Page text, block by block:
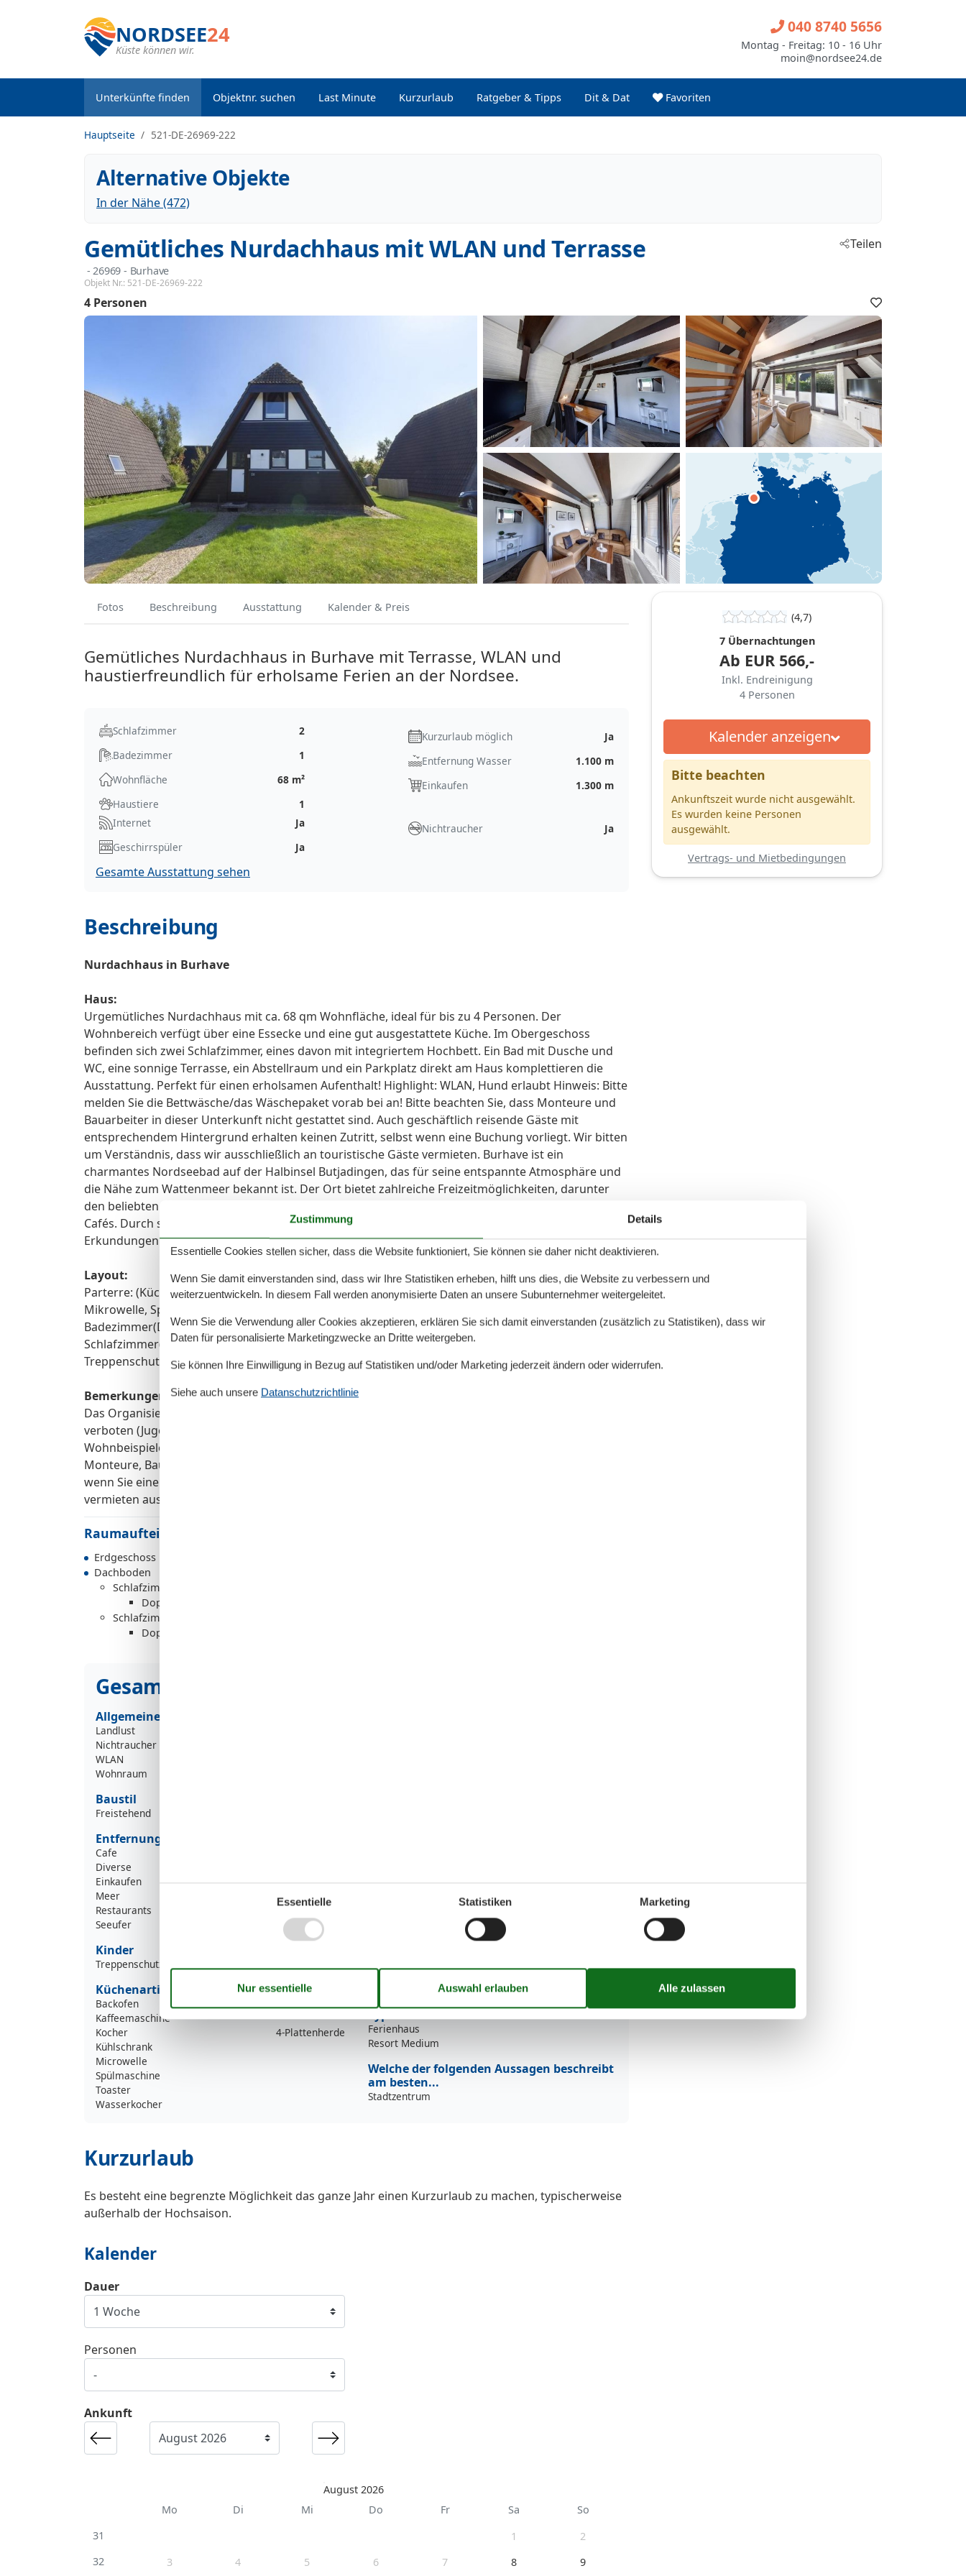
NORDSEE24
Küste können wir.
Unterkünfte finden Objektnr. suchen Last Minute Kurzurlaub Ratgeber & Tipps Dit & Dat Favoriten
040 8740 5656
Montag - Freitag: 10 - 16 Uhr
moin@nordsee24.de
Hauptseite 521-DE-26969-222
Alternative Objekte
In der Nähe (472)
Gemütliches Nurdachhaus mit WLAN und Terrasse
- 26969 - Burhave
Objekt Nr.: 521-DE-26969-222
Teilen
4 Personen
Fotos Beschreibung Ausstattung Kalender & Preis
Gemütliches Nurdachhaus in Burhave mit Terrasse, WLAN und
haustierfreundlich für erholsame Ferien an der Nordsee.
Schlafzimmer
2
Badezimmer
1
Wohnfläche
68 m²
Haustiere
1
Kurzurlaub möglich
Ja
Entfernung Wasser
1.100 m
Einkaufen
1.300 m
Internet
Ja
Geschirrspüler
Ja
Nichtraucher Ja
Gesamte Ausstattung sehen
Beschreibung
Nurdachhaus in Burhave
Haus:
Urgemütliches Nurdachhaus mit ca. 68 qm Wohnfläche, ideal für bis zu 4 Personen. Der
Wohnbereich verfügt über eine Essecke und eine gut ausgestattete Küche. Im Obergeschoss
befinden sich zwei Schlafzimmer, eines davon mit integriertem Hochbett. Ein Bad mit Dusche und
WC, eine sonnige Terrasse, ein Abstellraum und ein Parkplatz direkt am Haus komplettieren die
Ausstattung. Perfekt für einen erholsamen Aufenthalt! Highlight: WLAN, Hund erlaubt Hinweis: Bitte
melden Sie die Bettwäsche/das Wäschepaket vorab bei an! Bitte beachten Sie, dass Monteure und
Bauarbeiter in dieser Unterkunft nicht gestattet sind. Auch geschäftlich reisende Gäste mit
entsprechendem Hintergrund erhalten keinen Zutritt, selbst wenn eine Buchung vorliegt. Wir bitten
um Verständnis, dass wir ausschließlich an touristische Gäste vermieten. Burhave ist ein
charmantes Nordseebad auf der Halbinsel Butjadingen, das für seine entspannte Atmosphäre und
die Nähe zum Wattenmeer bekannt ist. Der Ort bietet zahlreiche Freizeitmöglichkeiten, darunter
den beliebten Nordseelagune-Strand, Rad- und Wanderwege sowie gemütliche Restaurants und
Cafés. Durch seine zentrale Lage eignet sich Burhave hervorragend als Ausgangspunkt für
Erkundungen der umliegenden Region und des UNESCO-Weltnaturerbes Wattenmeer.
Layout:
Parterre: (Küche(Wasserkocher, Toaster, Kochherd(4 Kochplatten), Kaffeemaschine, Backofen,
Mikrowelle, Spülmaschine, Kühlschrank), Wohn/Esszimmer(TV, Esstisch, Sitzecke),
Badezimmer(Dusche, Waschbecken, Toilette)) Dachgeschoss: (Schlafzimmer(Doppelbett),
Schlafzimmer(Doppelbett)) Babybadewanne(gegen Gebühr), Terrasse, Gartenmöbel, Parkplatz,
Treppenschutzgitter, Wäschepaket gegen Gebühr
Bemerkungen:
Das Organisieren von Studentenfeiern, Junggesellenabschieden und Trinkfeiern ist in diesem Haus
verboten (Jugend-) Gruppen nur auf Anfrage. Nichtraucher-Unterkunft. Die Fotos zeigen Haus- bzw.
Wohnbeispiele. nicht geeignet für Personen mit eingeschränkter Mobilität. Bitte beachten Sie, dass
Monteure, Bauarbeiter und andere Geschäftsreisende in dieser Unterkunft nicht erlaubt sind. Auch
wenn Sie eine Buchung vorgenommen haben, wird Ihnen kein Zugang zur Unterkunft gewährt. Wir
vermieten ausschließlich zu touristischen Zwecken und danken Ihnen für Ihr Verständnis.
Raumaufteilung
Erdgeschoss
Dachboden
Schlafzimmer
Doppelbett
Schlafzimmer
Doppelbett
Gesamte Ausstattung
Allgemeine Information
Landlust
Nichtraucher
WLAN
Wohnraum
Baustil
Freistehend
Entfernung
Cafe
Diverse
Einkaufen
1,3 km
Meer
1,1 km
Restaurants
450 m
Seeufer
1,1 km
Kinder
Treppenschutzgitter
Küchenartikel
Backofen
Kaffeemaschine
Kocher
4-Plattenherde
Kühlschrank
Microwelle
Spülmaschine
Toaster
Wasserkocher
Sonstige
Wäschepaket gegen Gebühr
Ferienhaus
Resort Medium
Welche der folgenden Aussagen beschreibt
am besten...
Stadtzentrum
Kurzurlaub
Es besteht eine begrenzte Möglichkeit das ganze Jahr einen Kurzurlaub zu machen, typischerweise
außerhalb der Hochsaison.
Kalender
Ankunft
August 2026
Mo
Di Mi Do Fr Sa
So
31
1
2
32
3 4 5 6 7 8 9
Dauer
Personen
(4,7)
7 Übernachtungen
Ab EUR 566,-
Inkl. Endreinigung
4 Personen
Kalender anzeigen
Bitte beachten
Ankunftszeit wurde nicht ausgewählt.
Es wurden keine Personen
ausgewählt.
Vertrags- und Mietbedingungen
Zustimmung Details
Essentielle Cookies stellen sicher, dass die Website funktioniert, Sie können sie daher nicht deaktivieren.
Wenn Sie damit einverstanden sind, dass wir Ihre Statistiken erheben, hilft uns dies, die Website zu verbessern und
weiterzuentwickeln. In diesem Fall werden anonymisierte Daten an unsere Subunternehmer weitergeleitet.
Wenn Sie die Verwendung aller Cookies akzeptieren, erklären Sie sich damit einverstanden (zusätzlich zu Statistiken), dass wir
Daten für personalisierte Marketingzwecke an Dritte weitergeben.
Sie können Ihre Einwilligung in Bezug auf Statistiken und/oder Marketing jederzeit ändern oder widerrufen.
Siehe auch unsere Datanschutzrichtlinie
Essentielle Statistiken Marketing